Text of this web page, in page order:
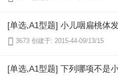
[单选,A1型题] 小儿咽扁桃体
 3673 创建于: 2015-44-09/13/15